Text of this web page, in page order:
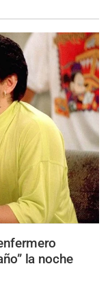
la noche